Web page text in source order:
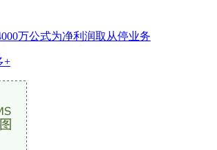
万公式为净利润取从停业务
+